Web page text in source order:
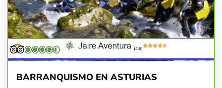
(4.5)
BARRANQUISMO EN ASTURIAS